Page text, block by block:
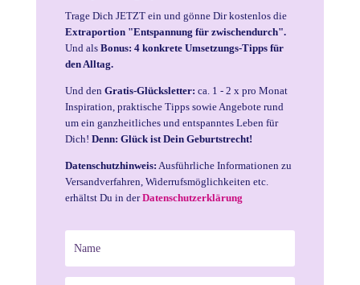
Trage Dich JETZT ein und gönne Dir kostenlos die
Extraportion "Entspannung für zwischendurch".
Und als Bonus: 4 konkrete Umsetzungs-Tipps für
den Alltag.
Und den Gratis-Glücksletter: ca. 1 - 2 x pro Monat
Inspiration, praktische Tipps sowie Angebote rund
um ein ganzheitliches und entspanntes Leben für
Dich! Denn: Glück ist Dein Geburtstrecht!
Datenschutzhinweis: Ausführliche Informationen zu
Versandverfahren, Widerrufsmöglichkeiten etc.
erhältst Du in derDatenschutzerklärung